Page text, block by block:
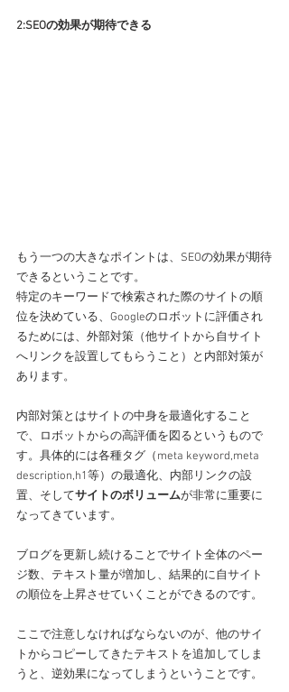
2:SEOの効果が期待できる
もう一つの大きなポイントは、SEOの効果が期待
できるということです。
特定のキーワードで検索された際のサイトの順
位を決めている、Googleのロボットに評価され
るためには、外部対策（他サイトから自サイト
へリンクを設置してもらうこと）と内部対策が
あります。
内部対策とはサイトの中身を最適化すること
で、ロボットからの高評価を図るというもので
す。具体的には各種タグ（meta keyword,meta
description,h1等）の最適化、内部リンクの設
置、そしてサイトのボリュームが非常に重要に
なってきています。
ブログを更新し続けることでサイト全体のペー
ジ数、テキスト量が増加し、結果的に自サイト
の順位を上昇させていくことができるのです。
ここで注意しなければならないのが、他のサイ
トからコピーしてきたテキストを追加してしま
うと、逆効果になってしまうということです。